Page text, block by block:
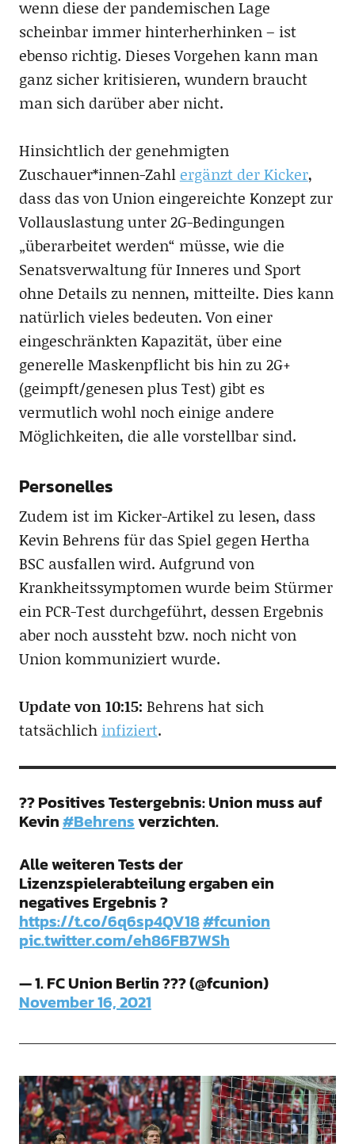
wenn diese der pandemischen Lage
scheinbar immer hinterherhinken – ist
ebenso richtig. Dieses Vorgehen kann man
ganz sicher kritisieren, wundern braucht
man sich darüber aber nicht.
Hinsichtlich der genehmigten
Zuschauer*innen-Zahl ergänzt der Kicker,
dass das von Union eingereichte Konzept zur
Vollauslastung unter 2G-Bedingungen
„überarbeitet werden“ müsse, wie die
Senatsverwaltung für Inneres und Sport
ohne Details zu nennen, mitteilte. Dies kann
natürlich vieles bedeuten. Von einer
eingeschränkten Kapazität, über eine
generelle Maskenpflicht bis hin zu 2G+
(geimpft/genesen plus Test) gibt es
vermutlich wohl noch einige andere
Möglichkeiten, die alle vorstellbar sind.
Personelles
Zudem ist im Kicker-Artikel zu lesen, dass
Kevin Behrens für das Spiel gegen Hertha
BSC ausfallen wird. Aufgrund von
Krankheitssymptomen wurde beim Stürmer
ein PCR-Test durchgeführt, dessen Ergebnis
aber noch aussteht bzw. noch nicht von
Union kommuniziert wurde.
Update von 10:15: Behrens hat sich
tatsächlich infiziert.
?? Positives Testergebnis: Union muss auf
Kevin#Behrensverzichten.
Alle weiteren Tests der
Lizenzspielerabteilung ergaben ein
negatives Ergebnis ?
https://t.co/6q6sp4QV18#fcunion
pic.twitter.com/eh86FB7WSh
— 1. FC Union Berlin ??? (@fcunion)
November 16, 2021